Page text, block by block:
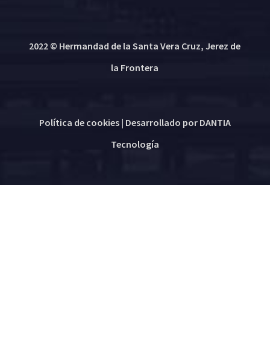
2022 © Hermandad de la Santa Vera Cruz, Jerez de
la Frontera
Política de cookies| Desarrollado por DANTIA
Tecnología